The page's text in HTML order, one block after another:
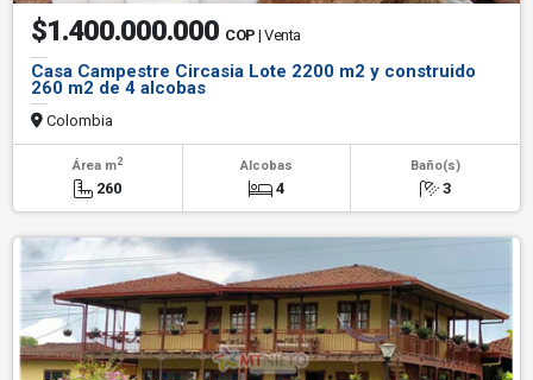
$1.400.000.000 COP | Venta
Casa Campestre Circasia Lote 2200 m2 y construido
260 m2 de 4 alcobas
Colombia
Área m2
260
Alcobas
4
Baño(s)
3